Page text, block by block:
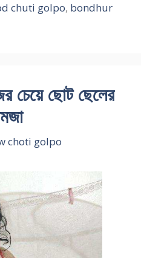
chuti golpo, bondhur
ছোট ছেলের
choti golpo